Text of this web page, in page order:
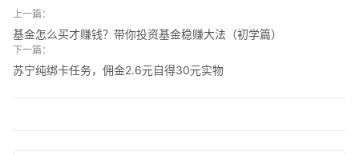
上一篇：
基金怎么买才赚钱？带你投资基金稳赚大法（初学篇）
下一篇：
苏宁纯绑卡任务，佣金2.6元自得30元实物